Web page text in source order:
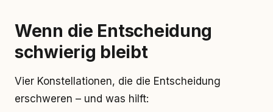
Wenn die Entscheidung
schwierig bleibt
Vier Konstellationen, die die Entscheidung
erschweren – und was hilft: